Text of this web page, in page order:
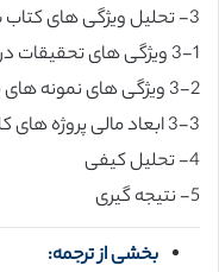
3- تحلیل ویژگی های کتاب شناختی
3-1 ویژگی های تحقیقات در زمینه ابعاد مالی پروژه های کلان
3-2 ویژگی های نمونه های پروژه های کلان تحلیل شده در منابع
3-3 ابعاد مالی پروژه های کلان مطالعه شده در منابع: تحلیل کمی
4- تحلیل کیفی
5- نتیجه گیری
بخشی از ترجمه: